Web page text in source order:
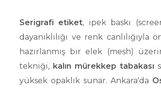
Serigrafi etiket, ipek baskı
dayanıklılığı ve renk
hazırlanmış bir elek (mesh)
tekniği, kalın mürekkep tabakası
yüksek opaklık sunar. Ankara'da